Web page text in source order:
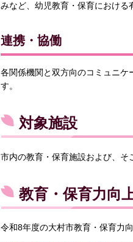
みなど、幼児教育・保育における
連携・協働
各関係機関と双方向のコミュニケ
す。
対象施設
市内の教育・保育施設および、そ
教育・保育力向
令和8年度の大村市教育・保育力